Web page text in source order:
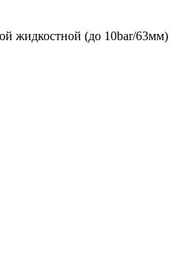
жидкостной (до 10bar/63мм)